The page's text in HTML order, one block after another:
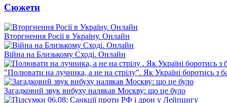
Сюжети
Вторгнення Росії в Україну. Онлайн
Війна на Близькому Сході. Онлайн
"Полювати на лучника, а не на стрілу". Як Україні боротись з
Загадковий звук вибуху налякав Москву: що це було